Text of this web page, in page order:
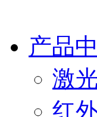
产品
激
红